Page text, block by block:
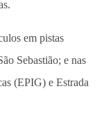
em pistas
Sebastião; e nas
(EPIG) e Estrada